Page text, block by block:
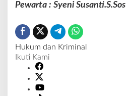
Pewarta : Syeni Susanti.S.Sos
Hukum dan Kriminal
Ikuti Kami